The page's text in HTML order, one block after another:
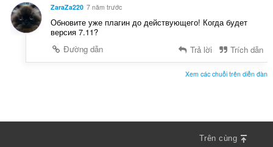
ZaraZa220 7 năm trước
Обновите уже плагин до действующего! Когда будет
версия 7.11?
Đường dẫn
Trả lời Trích dẫn
Xem các chuỗi trên diễn đàn
Trên cùng